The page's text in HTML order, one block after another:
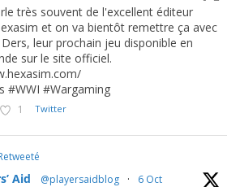
très souvent de l'excellent éditeur
et on va bientôt remettre ça avec
leur prochain jeu disponible en
sur le site officiel.
#WWI #Wargaming
1 Twitter
Aid @playersaidblog · 6 Oct